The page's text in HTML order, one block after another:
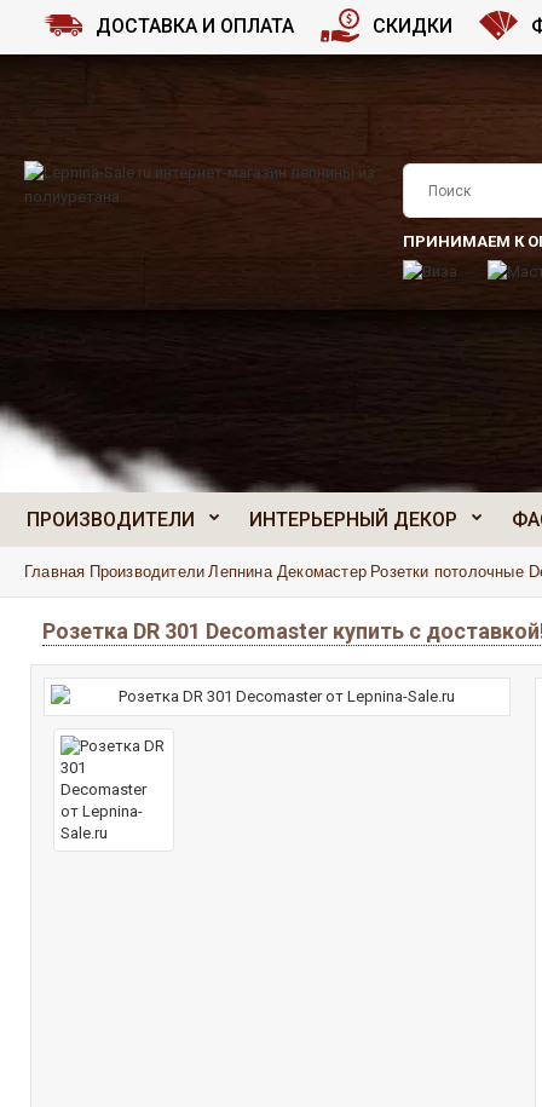
ДОСТАВКА И ОПЛАТА СКИДКИ
ПРИНИМАЕМ К
ПРОИЗВОДИТЕЛИ ИНТЕРЬЕРНЫЙ ДЕКОР
Главная Производители Лепнина Декомастер Розетки потолочные
Розетка DR 301 Decomaster купить с